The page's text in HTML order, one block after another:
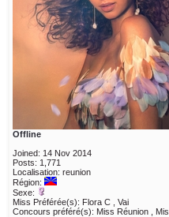
Offline
Joined: 14 Nov 2014
Posts: 1,771
Localisation: reunion
Région:
Sexe:
Miss Préférée(s): Flora C , Vai
Concours préféré(s): Miss Réunion ,